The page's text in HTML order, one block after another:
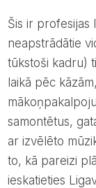
Šis ir profesijas lielākais trumpis – visi uzņemtie
neapstrādātie
tūkstoši kadru)
laikā pēc
samontētus,
ar izvēlēto
to, kā pareizi
ieskatieties